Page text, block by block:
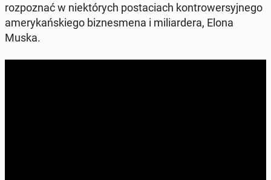
roz­po­znać w nie­któ­rych po­sta­ciach kon­tro­wer­syj­ne­go
ame­ry­kań­skie­go biz­nes­me­na i mi­liar­de­ra, Elona
Muska.